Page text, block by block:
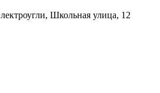
Школьная улица, 12